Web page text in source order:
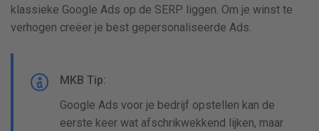
klassieke Google Ads op de SERP liggen. Om je winst te
verhogen creëer je best gepersonaliseerde Ads.
MKB Tip:
Google Ads voor je bedrijf opstellen kan de
eerste keer wat afschrikwekkend lijken, maar